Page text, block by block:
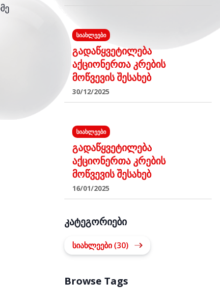
ᲡᲘᲐᲮᲚᲔᲔᲑᲘ
გადაწყვეტილება
აქციონერთა კრების
მოწვევის შესახებ
30/12/2025
ᲡᲘᲐᲮᲚᲔᲔᲑᲘ
გადაწყვეტილება
აქციონერთა კრების
მოწვევის შესახებ
16/01/2025
კატეგორიები
სიახლეები (30)
Browse Tags